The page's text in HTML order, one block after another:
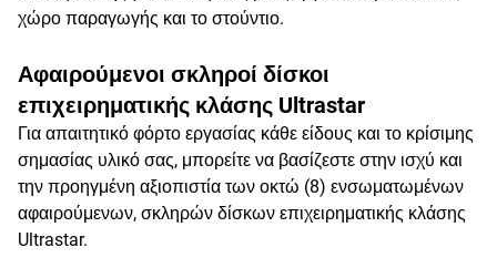
χώρο παραγωγής και το στούντιο.
Αφαιρούμενοι σκληροί δίσκοι
επιχειρηματικής κλάσης Ultrastar
Για απαιτητικό φόρτο εργασίας κάθε είδους και το κρίσιμης
σημασίας υλικό σας, μπορείτε να βασίζεστε στην ισχύ και
την προηγμένη αξιοπιστία των οκτώ (8) ενσωματωμένων
αφαιρούμενων, σκληρών δίσκων επιχειρηματικής κλάσης
Ultrastar.